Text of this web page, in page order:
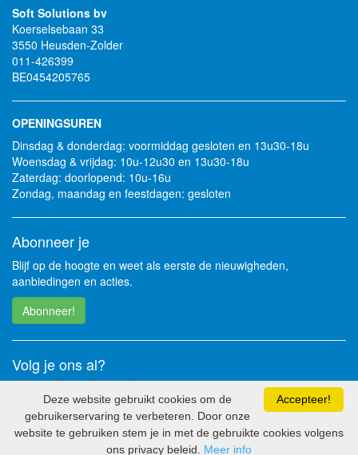
Soft Solutions bv
Koerselsebaan 33
3550 Heusden-Zolder
011-426399
BE0454205765
OPENINGSUREN
Dinsdag & donderdag: voormiddag gesloten en 13u30-18u
Woensdag & vrijdag: 10u-12u30 en 13u30-18u
Zaterdag: doorlopend: 10u-16u
Zondag, maandag en feestdagen: gesloten
Abonneer je
Blijf op de hoogte en weet als eerste de nieuwigheden,
aanbiedingen en acties.
Abonneer!
Volg je ons al?
2026 - Soft Solutions bv
Accepteer!
Deze website gebruikt cookies om de
gebruikerservaring te verbeteren. Door onze
website te gebruiken stem je in met de gebruikte cookies volgens
ons privacy beleid. Meer info